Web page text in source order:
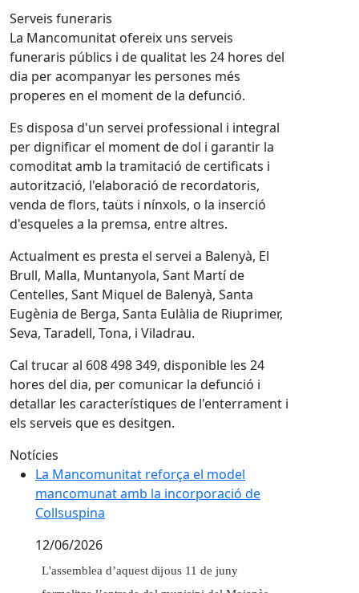
Serveis funeraris
La Mancomunitat ofereix uns serveis
funeraris públics i de qualitat les 24 hores del
dia per acompanyar les persones més
properes en el moment de la defunció.
Es disposa d'un servei professional i integral
per dignificar el moment de dol i garantir la
comoditat amb la tramitació de certificats i
autorització, l'elaboració de recordatoris,
venda de flors, taüts i nínxols, o la inserció
d'esqueles a la premsa, entre altres.
Actualment es presta el servei a Balenyà, El
Brull, Malla, Muntanyola, Sant Martí de
Centelles, Sant Miquel de Balenyà, Santa
Eugènia de Berga, Santa Eulàlia de Riuprimer,
Seva, Taradell, Tona, i Viladrau.
Cal trucar al 608 498 349, disponible les 24
hores del dia, per comunicar la defunció i
detallar les característiques de l'enterrament i
els serveis que es desitgen.
Notícies
La Mancomunitat reforça el model mancomunat
La Mancomunitat reforça el model
mancomunat amb la incorporació de
Collsuspina
12/06/2026
L'assemblea d’aquest dijous 11dejuny